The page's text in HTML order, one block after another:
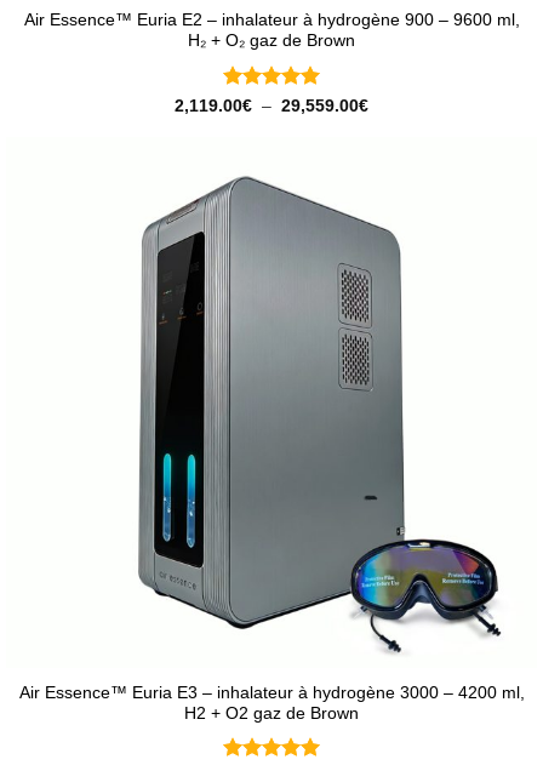
Air Essence™ Euria E2 – inhalateur à hydrogène 900 – 9600 ml,
H₂ + O₂ gaz de Brown
Note5 sur
2,119.00€ – 29,559.00€Plage
Air Essence™ Euria E3 – inhalateur à hydrogène 3000 – 4200 ml,
H2 + O2 gaz de Brown